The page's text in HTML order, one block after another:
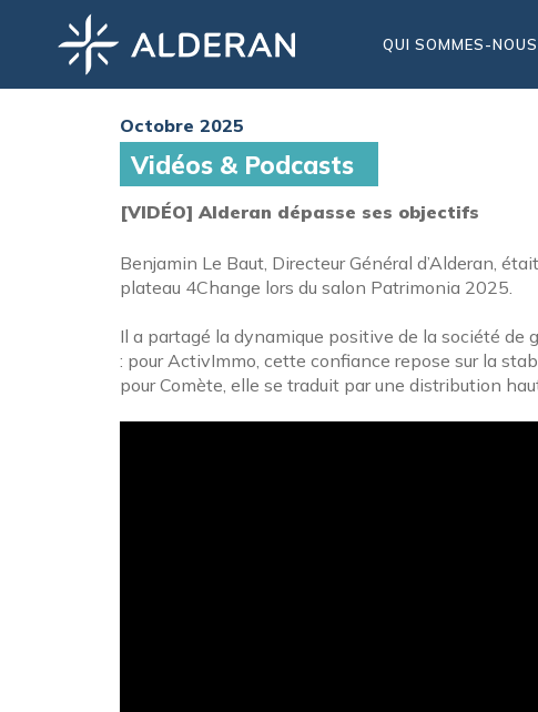
QUI SOMMES-NOUS
Octobre 2025
Vidéos & Podcasts
[VIDÉO] Alderan dépasse ses objectifs
Benjamin Le Baut, Directeur Général d’Alderan,
plateau 4Change lors du salon Patrimonia 2025.
Il a partagé la dynamique positive de la société
: pour ActivImmo, cette confiance repose sur la
pour Comète, elle se traduit par une distribution